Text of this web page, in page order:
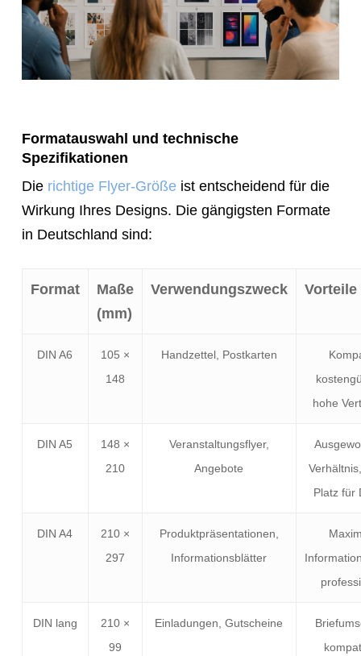
Formatauswahl und technische
Spezifikationen
Die richtige Flyer-Größeist entscheidend für die
Wirkung Ihres Designs. Die gängigsten Formate
in Deutschland sind:
Format
Maße
(mm)
Verwendungszweck Vorteile
DIN A6
105 ×
148
Handzettel, Postkarten
hohe
DIN A5
148 ×
210
Veranstaltungsflyer,
Angebote
Platz für
DIN A4
210 ×
297
Produktpräsentationen,
Informationsblätter
DIN lang
210 ×
99
Einladungen, Gutscheine